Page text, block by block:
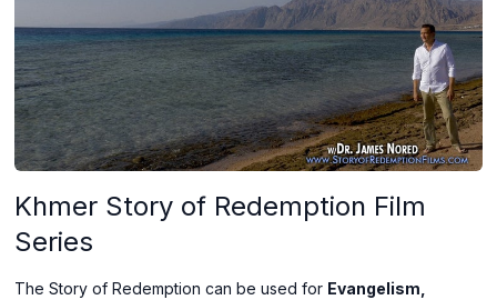
Khmer Story of Redemption Film
Series
The Story of Redemption can be used for Evangelism,